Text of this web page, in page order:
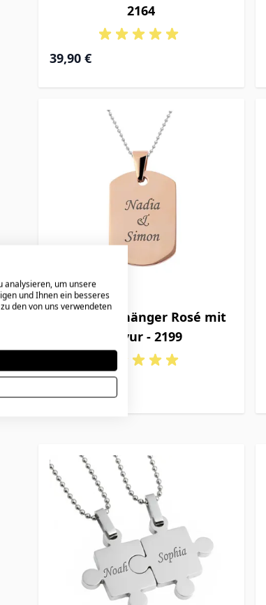
2164
39,90 €
Dogtag Anhänger Rosé mit
Gravur - 2199
analysieren, um unsere
und Ihnen ein besseres
den von uns verwendeten